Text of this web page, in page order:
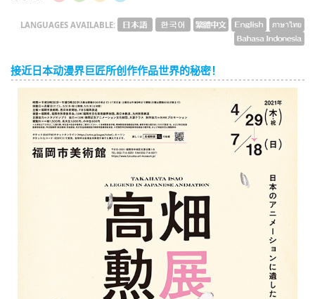
LANGUAGES AVAILABLE:
接近日本动漫界巨匠所创作作品世界的秘密！